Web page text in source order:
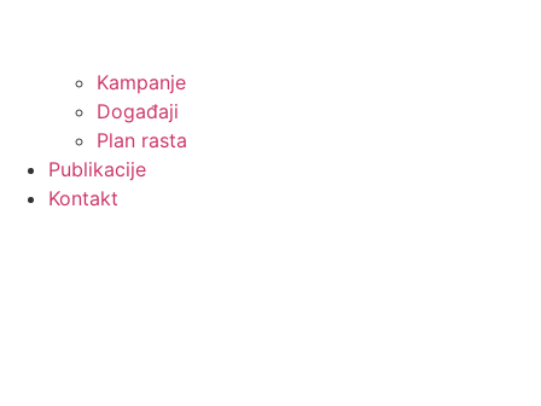
Kampanje
Događaji
Plan rasta
Publikacije
Kontakt